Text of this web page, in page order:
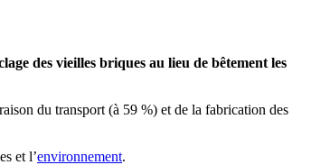
des vieilles briques au lieu de bêtement les
du transport (à 59 %) et de la fabrication des
et l’environnement.